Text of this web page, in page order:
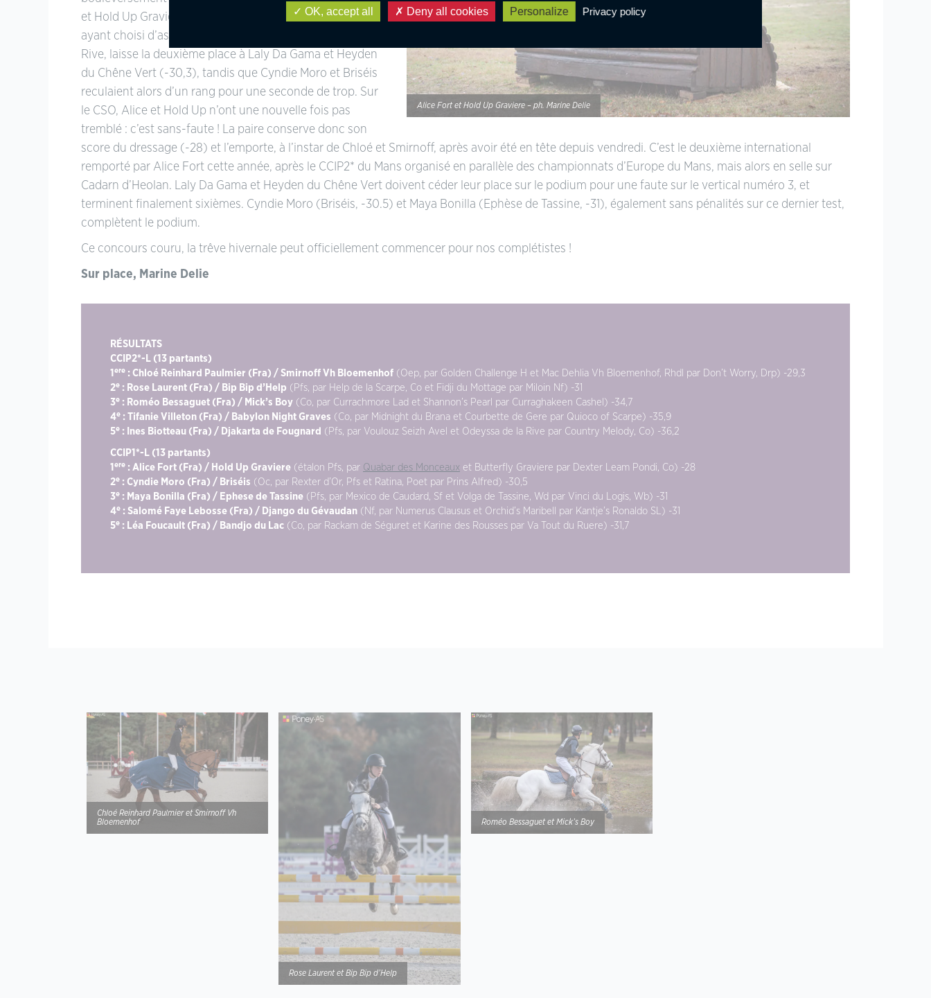
Alice Fort et Hold Up Graviere – ph. Marine Delie
et Hold Up Gravière ayant survolé le test. Zoé Camurat,
ayant choisi d’assurer sur son passage avec Django de la
Rive, laisse la deuxième place à Laly Da Gama et Heyden
du Chêne Vert (-30,3), tandis que Cyndie Moro et Briséis
reculaient alors d’un rang pour une seconde de trop. Sur
le CSO, Alice et Hold Up n’ont une nouvelle fois pas
tremblé : c’est sans-faute ! La paire conserve donc son
score du dressage (-28) et l’emporte, à l’instar de Chloé et Smirnoff, après avoir été en tête depuis vendredi. C’est le deuxième international
remporté par Alice Fort cette année, après le CCIP2* du Mans organisé en parallèle des championnats d’Europe du Mans, mais alors en selle sur
Cadarn d’Heolan. Laly Da Gama et Heyden du Chêne Vert doivent céder leur place sur le podium pour une faute sur le vertical numéro 3, et
terminent finalement sixièmes. Cyndie Moro (Briséis, -30.5) et Maya Bonilla (Ephèse de Tassine, -31), également sans pénalités sur ce dernier test,
complètent le podium.
Ce concours couru, la trêve hivernale peut officiellement commencer pour nos complétistes !
Sur place, Marine Delie
RÉSULTATS
CCIP2*-L (13 partants)
1 ere : Chloé Reinhard Paulmier (Fra) / Smirnoff Vh Bloemenhof (Oep, par Golden Challenge H et Mac Dehlia Vh Bloemenhof, Rhdl par Don’t Worry, Drp) -29,3
2e : Rose Laurent (Fra) / Bip Bip d’Help (Pfs, par Help de la Scarpe, Co et Fidji du Mottage par Miloin Nf) -31
3e : Roméo Bessaguet (Fra) / Mick’s Boy (Co, par Currachmore Lad et Shannon’s Pearl par Curraghakeen Cashel) -34,7
4e : Tifanie Villeton (Fra) / Babylon Night Graves (Co, par Midnight du Brana et Courbette de Gere par Quioco of Scarpe) -35,9
5e : Ines Biotteau (Fra) / Djakarta de Fougnard (Pfs, par Voulouz Seizh Avel et Odeyssa de la Rive par Country Melody, Co) -36,2
CCIP1*-L (13 partants)
1 ere : Alice Fort (Fra) / Hold Up Graviere (étalon Pfs, par Quabar des Monceaux et Butterfly Graviere par Dexter Leam Pondi, Co) -28
2e : Cyndie Moro (Fra) / Briséis (Oc, par Rexter d’Or, Pfs et Ratina, Poet par Prins Alfred) -30,5
3e : Maya Bonilla (Fra) / Ephese de Tassine (Pfs, par Mexico de Caudard, Sf et Volga de Tassine, Wd par Vinci du Logis, Wb) -31
4e : Salomé Faye Lebosse (Fra) / Django du Gévaudan (Nf, par Numerus Clausus et Orchid’s Maribell par Kantje’s Ronaldo SL) -31
5e : Léa Foucault (Fra) / Bandjo du Lac (Co, par Rackam de Séguret et Karine des Rousses par Va Tout du Ruere) -31,7
Chloé Reinhard Paulmier et Smirnoff Vh
Bloemenhof
Rose Laurent et Bip Bip d’Help
Roméo Bessaguet et Mick’s Boy
OK, accept all Deny all cookies Personalize Privacy policy